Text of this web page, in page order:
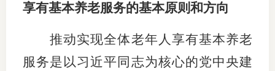
享有基本养老服务的基本原则和方向
推动实现全体老年人享有基本养老
服务是以习近平同志为核心的党中央建